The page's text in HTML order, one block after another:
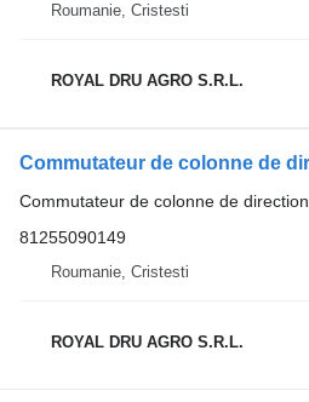
Roumanie, Cristesti
ROYAL DRU AGRO S.R.L.
Commutateur de colonne de direction
81255090149
Roumanie, Cristesti
ROYAL DRU AGRO S.R.L.